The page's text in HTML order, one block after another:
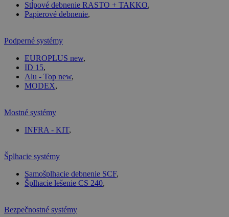
Stĺpové debnenie RASTO + TAKKO,
Papierové debnenie,
Podperné systémy
EUROPLUS new,
ID 15,
Alu - Top new,
MODEX,
Mostné systémy
INFRA - KIT,
Šplhacie systémy
Samošplhacie debnenie SCF,
Šplhacie lešenie CS 240,
Bezpečnostné systémy